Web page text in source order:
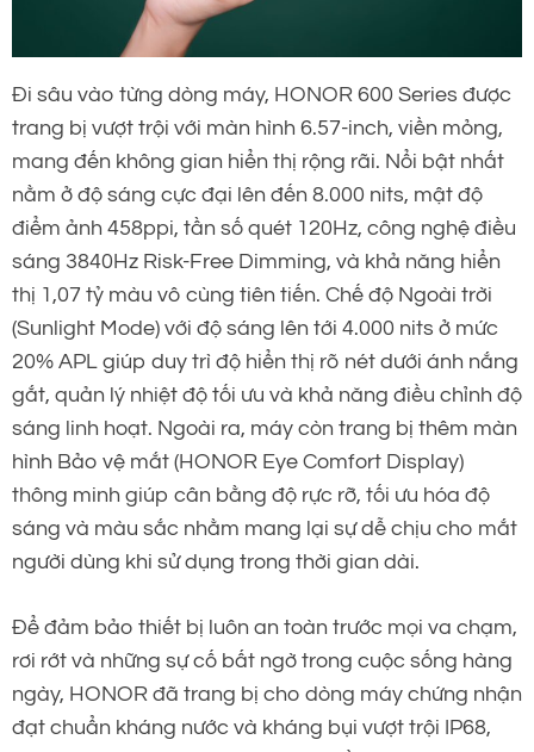
Đi sâu vào từng dòng máy, HONOR 600 Series được
trang bị vượt trội với màn hình 6.57-inch, viền mỏng,
mang đến không gian hiển thị rộng rãi. Nổi bật nhất
nằm ở độ sáng cực đại lên đến 8.000 nits, mật độ
điểm ảnh 458ppi, tần số quét 120Hz, công nghệ điều
sáng 3840Hz Risk-Free Dimming, và khả năng hiển
thị 1,07 tỷ màu vô cùng tiên tiến. Chế độ Ngoài trời
(Sunlight Mode) với độ sáng lên tới 4.000 nits ở mức
20% APL giúp duy trì độ hiển thị rõ nét dưới ánh nắng
gắt, quản lý nhiệt độ tối ưu và khả năng điều chỉnh độ
sáng linh hoạt. Ngoài ra, máy còn trang bị thêm màn
hình Bảo vệ mắt (HONOR Eye Comfort Display)
thông minh giúp cân bằng độ rực rỡ, tối ưu hóa độ
sáng và màu sắc nhằm mang lại sự dễ chịu cho mắt
người dùng khi sử dụng trong thời gian dài.
Để đảm bảo thiết bị luôn an toàn trước mọi va chạm,
rơi rớt và những sự cố bất ngờ trong cuộc sống hàng
ngày, HONOR đã trang bị cho dòng máy chứng nhận
đạt chuẩn kháng nước và kháng bụi vượt trội IP68,